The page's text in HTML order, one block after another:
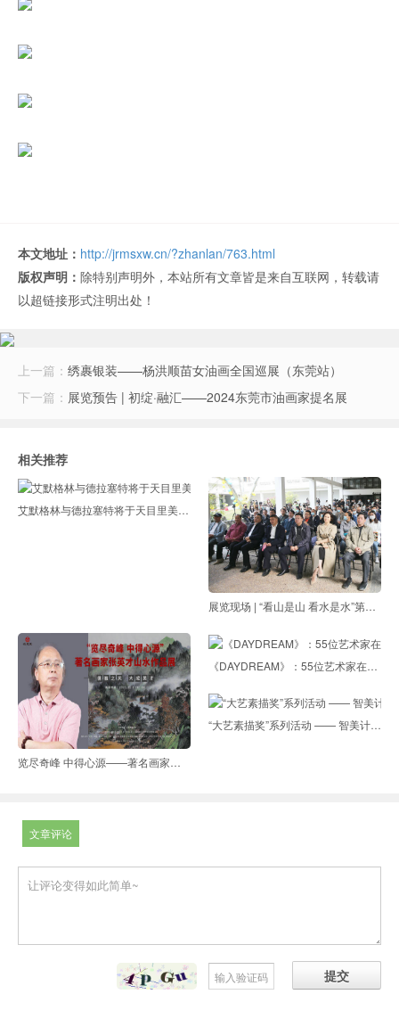
本文地址： http://jrmsxw.cn/?zhanlan/763.html
版权声明： 除特别声明外，本站所有文章皆是来自互联网，转载请
以超链接形式注明出处！
上一篇： 绣裹银装——杨洪顺苗女油画全国巡展（东莞站）
下一篇： 展览预告 | 初绽·融汇——2024东莞市油画家提名展
相关推荐
艾默格林与德拉塞特将于天目里美术馆呈现全新个展“拂晓”
展览现场 | “看山是山 看水是水”第一届广西实验艺术双年展开展
览尽奇峰 中得心源——著名画家张英才山水作品展在世纪来美术馆开幕
《DAYDREAM》：55位艺术家在伦敦共绘梦境
“大艺素描奖”系列活动 —— 智美计划“一堂美术课”鳌头2022 艺术下乡 [回顾]
文章评论
提交